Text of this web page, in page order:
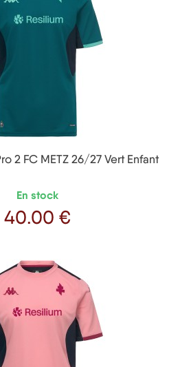
2 FC METZ 26/27 Vert Enfant
En stock
Prix
40.00 €